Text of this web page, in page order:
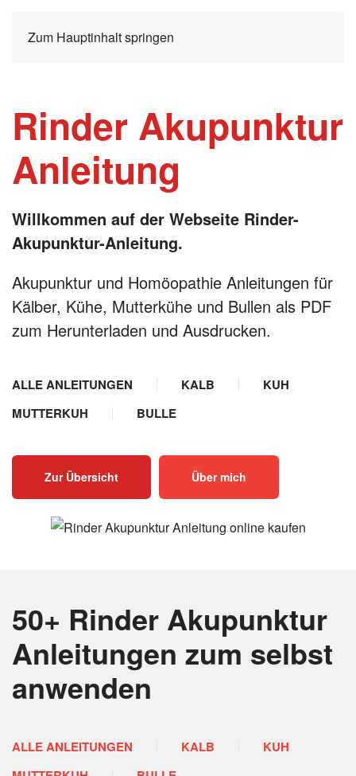
Zum Hauptinhalt springen
Rinder Akupunktur
Anleitung
Willkommen auf der Webseite Rinder-
Akupunktur-Anleitung.
Akupunktur und Homöopathie Anleitungen für
Kälber, Kühe, Mutterkühe und Bullen als PDF
zum Herunterladen und Ausdrucken.
ALLE ANLEITUNGEN KALB
KUH
MUTTERKUH
BULLE
Zur Übersicht Über mich
50+ Rinder Akupunktur
Anleitungen zum selbst
anwenden
ALLE ANLEITUNGEN KALB
KUH